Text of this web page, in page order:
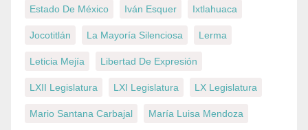
Estado De México Iván Esquer Ixtlahuaca
Jocotitlán La Mayoría Silenciosa Lerma
Leticia Mejía Libertad De Expresión
LXII Legislatura LXI Legislatura LX Legislatura
Mario Santana Carbajal María Luisa Mendoza